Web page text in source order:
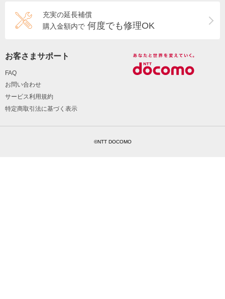
充実の延長補償
購入金額内で 何度でも修理OK
お客さまサポート
FAQ
お問い合わせ
サービス利用規約
特定商取引法に基づく表示
©NTT DOCOMO